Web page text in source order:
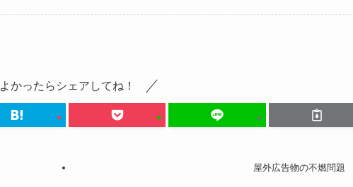
よかったらシェアしてね！
屋外広告物の不燃問題